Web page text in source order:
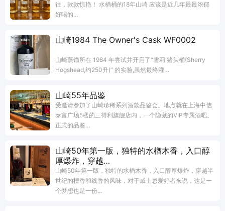
往，款款惊艳！ 水楢桶的18年山崎 应该是近几年最最浓郁
好喝的…
山崎1984 The Owner's Cask WF0002
山崎蒸馏所在 1984 年尝试并开启了“雪莉 猪头桶(Sherry
Hogshead,约250升)” 的实验,虽然最终灌…
山崎55年品鉴
受邀请参加了山崎珍稀系列酒款品鉴会。地点就在上海中信
泰富广场5楼的三得利旗舰店内，一个隐藏的VIP专属酒吧。
正式的品鉴…
山崎50年第一版，独特的水楢木香，入口醇
厚爆炸，穿越…
山崎50年第一版，独特的水楢木香，入口醇厚爆炸，穿越半
世纪的檀香和线香的风味，对于威士忌爱好者来说，这是一
个梦想也是一份…